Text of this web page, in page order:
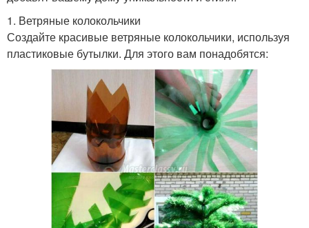
1. Ветряные колокольчики
Создайте красивые ветряные колокольчики, используя
пластиковые бутылки. Для этого вам понадобятся: